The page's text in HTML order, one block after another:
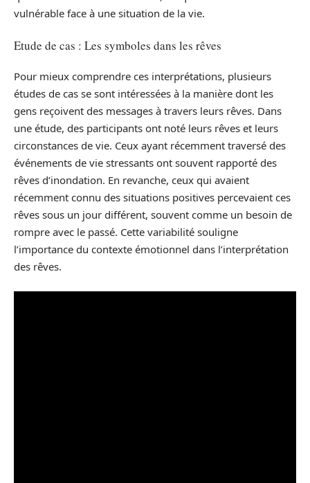
vulnérable face à une situation de la vie.
Etude de cas : Les symboles dans les rêves
Pour mieux comprendre ces interprétations, plusieurs
études de cas se sont intéressées à la manière dont les
gens reçoivent des messages à travers leurs rêves. Dans
une étude, des participants ont noté leurs rêves et leurs
circonstances de vie. Ceux ayant récemment traversé des
événements de vie stressants ont souvent rapporté des
rêves d’inondation. En revanche, ceux qui avaient
récemment connu des situations positives percevaient ces
rêves sous un jour différent, souvent comme un besoin de
rompre avec le passé. Cette variabilité souligne
l’importance du contexte émotionnel dans l’interprétation
des rêves.